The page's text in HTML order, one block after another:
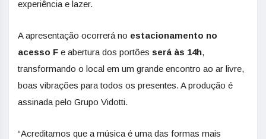
experiência e lazer.
A apresentação ocorrerá no estacionamento no
acesso F e abertura dos portões será às 14h,
transformando o local em um grande encontro ao ar livre,
boas vibrações para todos os presentes. A produção é
assinada pelo Grupo Vidotti.
“Acreditamos que a música é uma das formas mais